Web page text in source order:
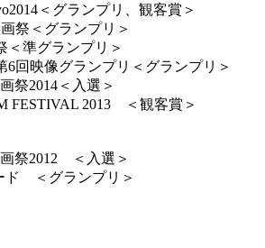
＜グランプリ、観客賞＞
祭＜グランプリ＞
＜準グランプリ＞
6回映像グランプリ＜グランプリ＞
祭2014＜入選＞
FESTIVAL 2013 ＜観客賞＞
祭2012 ＜入選＞
ド ＜グランプリ＞